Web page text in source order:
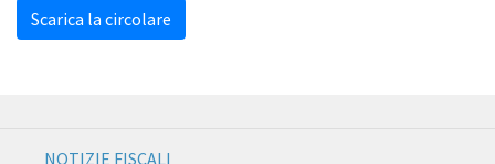
Scarica la circolare
NOTIZIE FISCALI